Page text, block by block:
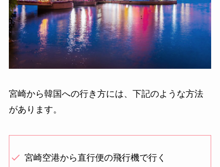
宮崎から韓国への行き方には、下記のような方法
があります。
宮崎空港から直行便の飛行機で行く